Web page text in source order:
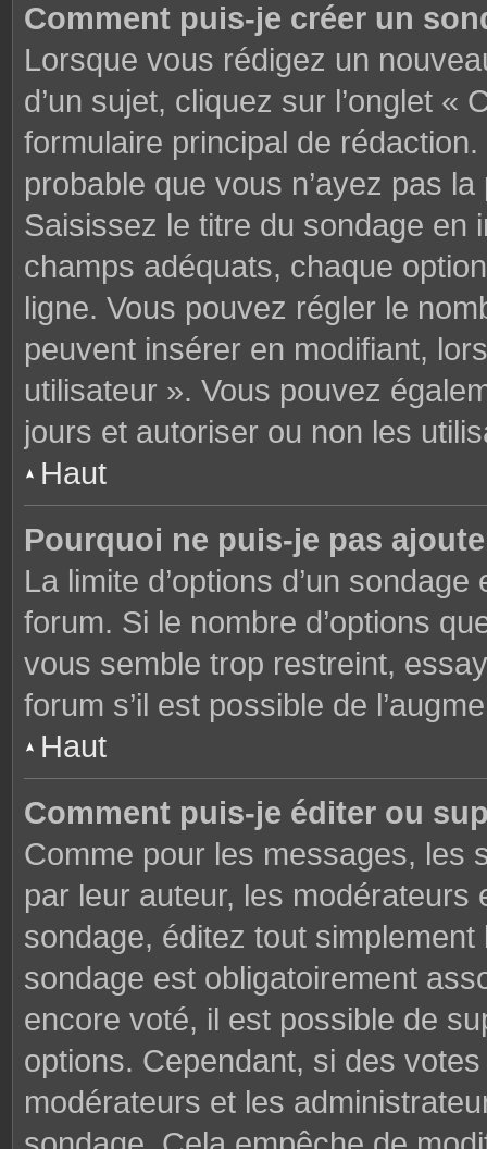
Comment puis-je créer un
Lorsque vous rédigez un
d’un sujet, cliquez sur l’onglet
formulaire principal de
probable que vous n’ayez pas
Saisissez le titre du sondage en
champs adéquats, chaque
ligne. Vous pouvez régler le
peuvent insérer en modifiant,
utilisateur ». Vous pouvez
jours et autoriser ou non les
Haut
Pourquoi ne puis-je pas
La limite d’options d’un
forum. Si le nombre d’options
vous semble trop restreint,
forum s’il est possible de
Haut
Comment puis-je éditer ou
Comme pour les messages, les
par leur auteur, les
sondage, éditez tout
sondage est obligatoirement
encore voté, il est possible de
options. Cependant, si des
modérateurs et les